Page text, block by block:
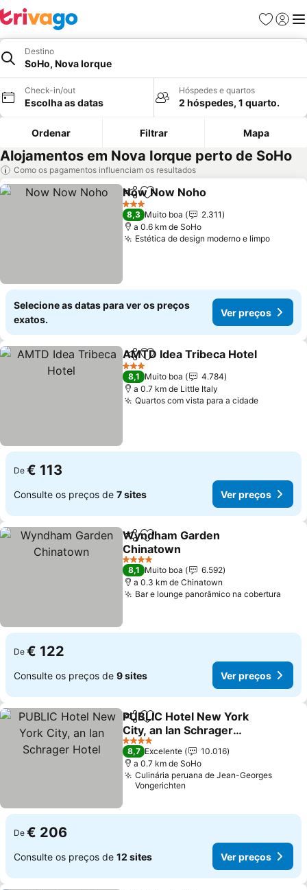
Favoritos
Iniciar
Destino
SoHo, Nova Iorque
Check-in/out
Escolha as datas
Hóspedes e quartos
2 hóspedes, 1 quarto.
Ordenar Filtrar Mapa
Alojamentos em Nova Iorque perto de SoHo
Como os pagamentos influenciam os resultados
PartilharAdicionar aos favoritos
Now Now Noho
3 Estrelas
8,3 Muito boa
2.311
a 0.6 km de SoHo
Estética de design moderno e limpo
Selecione as datas para ver os preços
exatos.
Ver preços
PartilharAdicionar aos favoritos
AMTD Idea Tribeca Hotel
3 Estrelas
8,1 Muito boa
4.784
a 0.7 km de Little Italy
Quartos com vista para a cidade
De € 113
Consulte os preços de 7 sites Ver preços
PartilharAdicionar aos favoritos
Wyndham Garden
Chinatown
4 Estrelas
8,1 Muito boa
6.592
a 0.3 km de Chinatown
Bar e lounge panorâmico na cobertura
De € 122
Consulte os preços de 9 sites Ver preços
PartilharAdicionar aos favoritos
PUBLIC Hotel New York
City, an Ian Schrager
Hotel
4 Estrelas
8,7 Excelente
10.016
a 0.7 km de SoHo
Culinária peruana de Jean-Georges
Vongerichten
De € 206
Consulte os preços de 12 sites Ver preços